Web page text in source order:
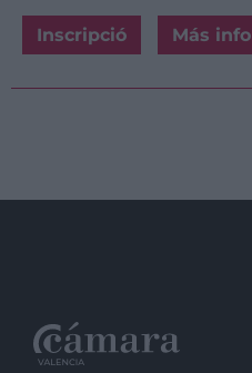
Inscripció Más info